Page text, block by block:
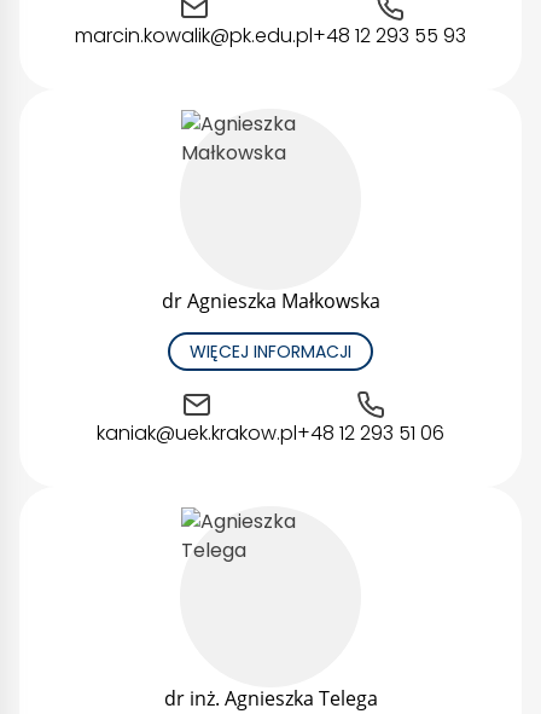
marcin.kowalik@pk.edu.pl+48 12 293 55 93
dr Agnieszka Małkowska
WIĘCEJ INFORMACJI
kaniak@uek.krakow.pl+48 12 293 51 06
dr inż. Agnieszka Telega